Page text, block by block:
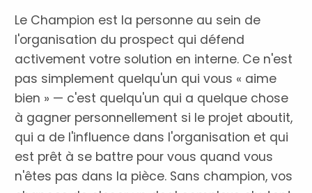
Le Champion est la personne au sein de
l'organisation du prospect qui défend
activement votre solution en interne. Ce n'est
pas simplement quelqu'un qui vous « aime
bien » — c'est quelqu'un qui a quelque chose
à gagner personnellement si le projet aboutit,
qui a de l'influence dans l'organisation et qui
est prêt à se battre pour vous quand vous
n'êtes pas dans la pièce. Sans champion, vos